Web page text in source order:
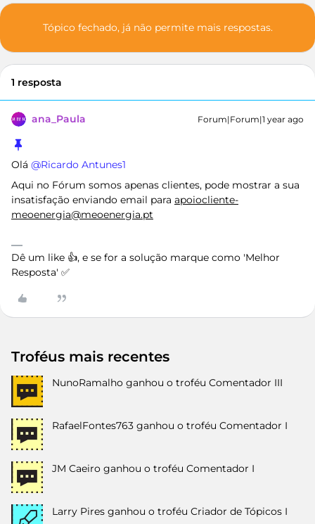
Tópico fechado, já não permite mais respostas.
1 resposta
ana_Paula Forum|Forum|1 year ago
Olá ​ @Ricardo Antunes1
Aqui no Fórum somos apenas clientes, pode mostrar a sua
insatisfação enviando email para apoiocliente-
meoenergia@meoenergia.pt
Dê um like 👍, e se for a solução marque como 'Melhor
Resposta' ✅
Troféus mais recentes
NunoRamalho ganhou o troféu Comentador III
RafaelFontes763 ganhou o troféu Comentador I
JM Caeiro ganhou o troféu Comentador I
Larry Pires ganhou o troféu Criador de Tópicos I